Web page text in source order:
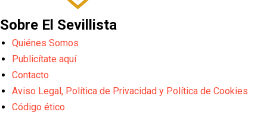
Sobre El Sevillista
Quiénes Somos
Publicítate aquí
Contacto
Aviso Legal, Política de Privacidad y Política de Cookies
Código ético